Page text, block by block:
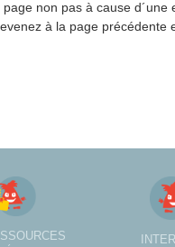
non pas à cause
à la page précédente